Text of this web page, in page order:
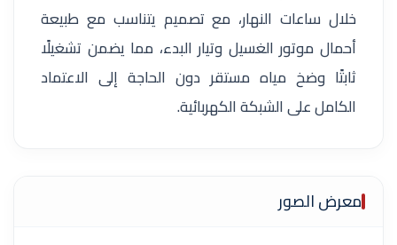
خلال ساعات النهار، مع تصميم يتناسب مع طبيعة
أحمال موتور الغسيل وتيار البدء، مما يضمن تشغيلًا
ثابتًا وضخ مياه مستقر دون الحاجة إلى الاعتماد
الكامل على الشبكة الكهربائية.
معرض الصور